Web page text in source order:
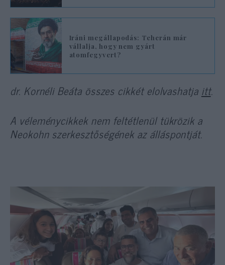
Iráni megállapodás: Teherán már
vállalja, hogy nem gyárt
atomfegyvert?
dr. Kornéli Beáta összes cikkét elolvashatja itt.
A véleménycikkek nem feltétlenül tükrözik a
Neokohn szerkesztőségének az álláspontját.